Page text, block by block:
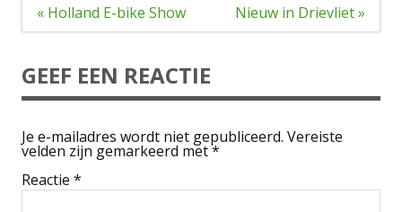
Bericht
« Holland E-bike Show Nieuw in Drievliet »
GEEF EEN REACTIE
Je e-mailadres wordt niet gepubliceerd. Vereiste
velden zijn gemarkeerd met*
Reactie *